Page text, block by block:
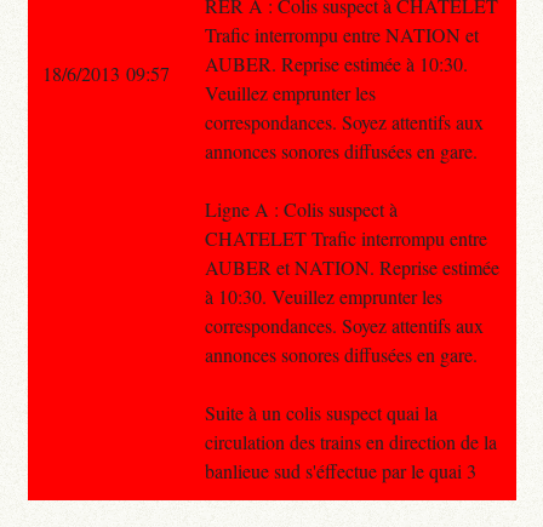
RER A : Colis suspect à CHATELET
Trafic interrompu entre NATION et
AUBER. Reprise estimée à 10:30.
Veuillez emprunter les
correspondances. Soyez attentifs aux
annonces sonores diffusées en gare.
Ligne A : Colis suspect à
CHATELET Trafic interrompu entre
AUBER et NATION. Reprise estimée
à 10:30. Veuillez emprunter les
correspondances. Soyez attentifs aux
annonces sonores diffusées en gare.
Suite à un colis suspect quai la
circulation des trains en direction de la
banlieue sud s'éffectue par le quai 3
18/6/2013 09:57